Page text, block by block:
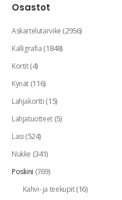
Osastot
Askartelutarvike(2956)
Kalligrafia(1848)
Kortit(4)
Kynät(116)
Lahjakortti(15)
Lahjatuotteet(5)
Lasi(524)
Nukke (341)
Posliini (769)
Kahvi- ja teekupit(16)